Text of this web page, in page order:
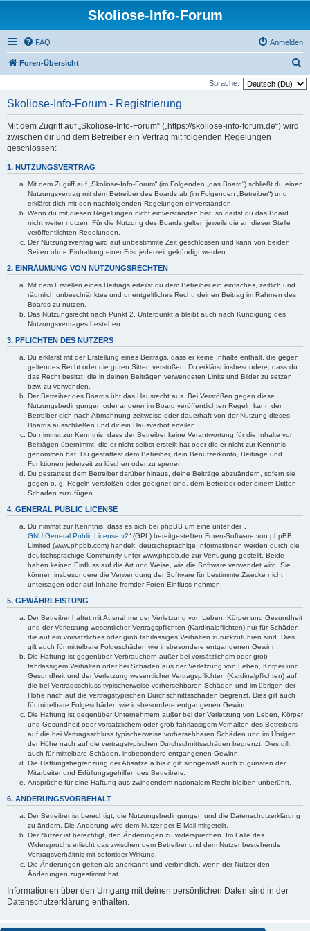
Skoliose-Info-Forum
FAQ Anmelden
Foren-Übersicht
u
Sprache:
Skoliose-Info-Forum - Registrierung
Mit dem Zugriff auf „Skoliose-Info-Forum“ („https://skoliose-info-forum.de“) wird
zwischen dir und dem Betreiber ein Vertrag mit folgenden Regelungen
geschlossen:
1. NUTZUNGSVERTRAG
Mit dem Zugriff auf „Skoliose-Info-Forum“ (im Folgenden „das Board“) schließt du einen
Nutzungsvertrag mit dem Betreiber des Boards ab (im Folgenden „Betreiber“) und
erklärst dich mit den nachfolgenden Regelungen einverstanden.
Wenn du mit diesen Regelungen nicht einverstanden bist, so darfst du das Board
nicht weiter nutzen. Für die Nutzung des Boards gelten jeweils die an dieser Stelle
veröffentlichten Regelungen.
Der Nutzungsvertrag wird auf unbestimmte Zeit geschlossen und kann von beiden
Seiten ohne Einhaltung einer Frist jederzeit gekündigt werden.
2. EINRÄUMUNG VON NUTZUNGSRECHTEN
Mit dem Erstellen eines Beitrags erteilst du dem Betreiber ein einfaches, zeitlich und
räumlich unbeschränktes und unentgeltliches Recht, deinen Beitrag im Rahmen des
Boards zu nutzen.
Das Nutzungsrecht nach Punkt 2, Unterpunkt a bleibt auch nach Kündigung des
Nutzungsvertrages bestehen.
3. PFLICHTEN DES NUTZERS
Du erklärst mit der Erstellung eines Beitrags, dass er keine Inhalte enthält, die gegen
geltendes Recht oder die guten Sitten verstoßen. Du erklärst insbesondere, dass du
das Recht besitzt, die in deinen Beiträgen verwendeten Links und Bilder zu setzen
bzw. zu verwenden.
Der Betreiber des Boards übt das Hausrecht aus. Bei Verstößen gegen diese
Nutzungsbedingungen oder anderer im Board veröffentlichten Regeln kann der
Betreiber dich nach Abmahnung zeitweise oder dauerhaft von der Nutzung dieses
Boards ausschließen und dir ein Hausverbot erteilen.
Du nimmst zur Kenntnis, dass der Betreiber keine Verantwortung für die Inhalte von
Beiträgen übernimmt, die er nicht selbst erstellt hat oder die er nicht zur Kenntnis
genommen hat. Du gestattest dem Betreiber, dein Benutzerkonto, Beiträge und
Funktionen jederzeit zu löschen oder zu sperren.
Du gestattest dem Betreiber darüber hinaus, deine Beiträge abzuändern, sofern sie
gegen o. g. Regeln verstoßen oder geeignet sind, dem Betreiber oder einem Dritten
Schaden zuzufügen.
4. GENERAL PUBLIC LICENSE
Du nimmst zur Kenntnis, dass es sich bei phpBB um eine unter der „
GNU General Public License v2“ (GPL) bereitgestellten Foren-Software von phpBB
Limited (www.phpbb.com) handelt; deutschsprachige Informationen werden durch die
deutschsprachige Community unter www.phpbb.de zur Verfügung gestellt. Beide
haben keinen Einfluss auf die Art und Weise, wie die Software verwendet wird. Sie
können insbesondere die Verwendung der Software für bestimmte Zwecke nicht
untersagen oder auf Inhalte fremder Foren Einfluss nehmen.
5. GEWÄHRLEISTUNG
Der Betreiber haftet mit Ausnahme der Verletzung von Leben, Körper und Gesundheit
und der Verletzung wesentlicher Vertragspflichten (Kardinalpflichten) nur für Schäden,
die auf ein vorsätzliches oder grob fahrlässiges Verhalten zurückzuführen sind. Dies
gilt auch für mittelbare Folgeschäden wie insbesondere entgangenen Gewinn.
Die Haftung ist gegenüber Verbrauchern außer bei vorsätzlichem oder grob
fahrlässigem Verhalten oder bei Schäden aus der Verletzung von Leben, Körper und
Gesundheit und der Verletzung wesentlicher Vertragspflichten (Kardinalpflichten) auf
die bei Vertragsschluss typischerweise vorhersehbaren Schäden und im übrigen der
Höhe nach auf die vertragstypischen Durchschnittsschäden begrenzt. Dies gilt auch
für mittelbare Folgeschäden wie insbesondere entgangenen Gewinn.
Die Haftung ist gegenüber Unternehmern außer bei der Verletzung von Leben, Körper
und Gesundheit oder vorsätzlichem oder grob fahrlässigem Verhalten des Betreibers
auf die bei Vertragsschluss typischerweise vorhersehbaren Schäden und im Übrigen
der Höhe nach auf die vertragstypischen Durchschnittsschäden begrenzt. Dies gilt
auch für mittelbare Schäden, insbesondere entgangenen Gewinn.
Die Haftungsbegrenzung der Absätze a bis c gilt sinngemäß auch zugunsten der
Mitarbeiter und Erfüllungsgehilfen des Betreibers.
Ansprüche für eine Haftung aus zwingendem nationalem Recht bleiben unberührt.
6. ÄNDERUNGSVORBEHALT
Der Betreiber ist berechtigt, die Nutzungsbedingungen und die Datenschutzerklärung
zu ändern. Die Änderung wird dem Nutzer per E-Mail mitgeteilt.
Der Nutzer ist berechtigt, den Änderungen zu widersprechen. Im Falle des
Widerspruchs erlischt das zwischen dem Betreiber und dem Nutzer bestehende
Vertragsverhältnis mit sofortiger Wirkung.
Die Änderungen gelten als anerkannt und verbindlich, wenn der Nutzer den
Änderungen zugestimmt hat.
Informationen über den Umgang mit deinen persönlichen Daten sind in der
Datenschutzerklärung enthalten.